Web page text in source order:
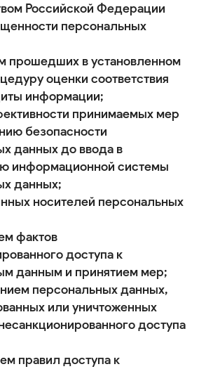
Российской Федерации
персональных
прошедших в установленном
оценки соответствия
информации;
принимаемых мер
безопасности
данных до ввода в
информационной системы
данных;
носителей персональных
фактов
доступа к
данным и принятием мер;
персональных данных,
или уничтоженных
доступа
правил доступа к